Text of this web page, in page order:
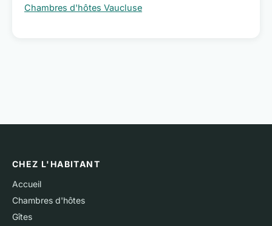
Chambres d'hôtes Vaucluse
CHEZ L'HABITANT
Accueil
Chambres d'hôtes
Gîtes